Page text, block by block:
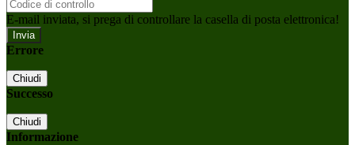
E-mail inviata, si prega di controllare la casella di posta elettronica!
Errore
Chiudi
Successo
Chiudi
Informazione